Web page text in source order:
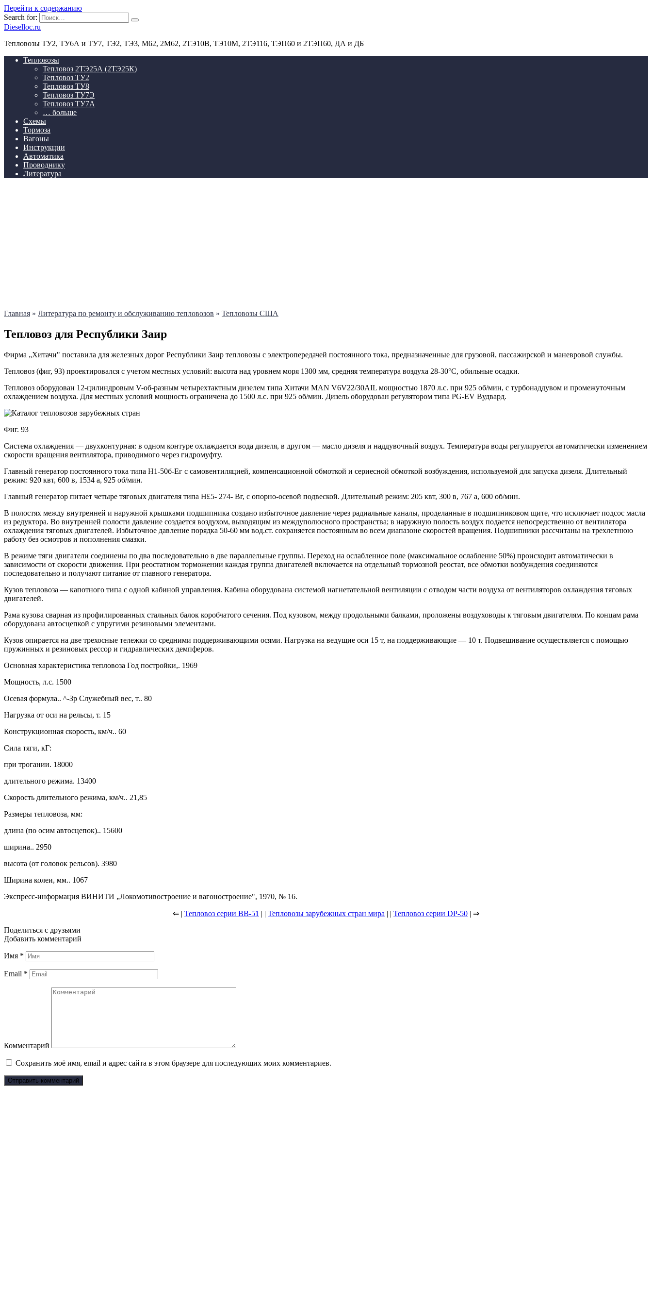
Перейти к содержанию
Search for:
Dieselloc.ru
Тепловозы ТУ2, ТУ6А и ТУ7, ТЭ2, ТЭ3, М62, 2М62, 2ТЭ10В, ТЭ10М, 2ТЭ116, ТЭП60 и 2ТЭП60, ДА и ДБ
Тепловозы
Тепловоз 2ТЭ25А (2ТЭ25К)
Тепловоз ТУ2
Тепловоз ТУ8
Тепловоз ТУ7Э
Тепловоз ТУ7А
… больше
Схемы
Тормоза
Вагоны
Инструкции
Автоматика
Проводнику
Литература
Главная » Литература по ремонту и обслуживанию тепловозов » Тепловозы США
Тепловоз для Республики Заир
Фирма „Хитачи" поставила для железных дорог Республики Заир тепловозы с электропередачей постоянного тока, предназначенные для грузовой, пассажирской и маневровой службы.
Тепловоз (фиг, 93) проектировался с учетом местных условий: высота над уровнем моря 1300 мм, средняя температура воздуха 28-30°С, обильные осадки.
Тепловоз оборудован 12-цилиндровым V-об-разным четырехтактным дизелем типа Хитачи MAN V6V22/30AIL мощностью 1870 л.с. при 925 об/мин, с турбонаддувом и промежуточным
охлаждением воздуха. Для местных условий мощность ограничена до 1500 л.с. при 925 об/мин. Дизель оборудован регулятором типа PG-EV Вудвард.
Фиг. 93
Система охлаждения — двухконтурная: в одном контуре охлаждается вода дизеля, в другом — масло дизеля и наддувочный воздух. Температура воды регулируется автоматически изменением
скорости вращения вентилятора, приводимого через гидромуфту.
Главный генератор постоянного тока типа Н1-50б-Ег с самовентиляцией, компенсационной обмоткой и сериесной обмоткой возбуждения, используемой для запуска дизеля. Длительный
режим: 920 квт, 600 в, 1534 а, 925 об/мин.
Главный генератор питает четыре тяговых двигателя типа Н£5- 274- Вг, с опорно-осевой подвеской. Длительный режим: 205 квт, 300 в, 767 а, 600 об/мин.
В полостях между внутренней и наружной крышками подшипника создано избыточное давление через радиальные каналы, проделанные в подшипниковом щите, что исключает подсос масла
из редуктора. Во внутренней полости давление создается воздухом, выходящим из междуполюсного пространства; в наружную полость воздух подается непосредственно от вентилятора
охлаждения тяговых двигателей. Избыточное давление порядка 50-60 мм вод.ст. сохраняется постоянным во всем диапазоне скоростей вращения. Подшипники рассчитаны на трехлетнюю
работу без осмотров и пополнения смазки.
В режиме тяги двигатели соединены по два последовательно в две параллельные группы. Переход на ослабленное поле (максимальное ослабление 50%) происходит автоматически в
зависимости от скорости движения. При реостатном торможении каждая группа двигателей включается на отдельный тормозной реостат, все обмотки возбуждения соединяются
последовательно и получают питание от главного генератора.
Кузов тепловоза — капотного типа с одной кабиной управления. Кабина оборудована системой нагнетательной вентиляции с отводом части воздуха от вентиляторов охлаждения тяговых
двигателей.
Рама кузова сварная из профилированных стальных балок коробчатого сечения. Под кузовом, между продольными балками, проложены воздуховоды к тяговым двигателям. По концам рама
оборудована автосцепкой с упругими резиновыми элементами.
Кузов опирается на две трехосные тележки со средними поддерживающими осями. Нагрузка на ведущие оси 15 т, на поддерживающие — 10 т. Подвешивание осуществляется с помощью
пружинных и резиновых рессор и гидравлических демпферов.
Основная характеристика тепловоза Год постройки,. 1969
Мощность, л.с. 1500
Осевая формула.. ^-Зр Служебный вес, т.. 80
Нагрузка от оси на рельсы, т. 15
Конструкционная скорость, км/ч.. 60
Сила тяги, кГ:
при трогании. 18000
длительного режима. 13400
Скорость длительного режима, км/ч.. 21,85
Размеры тепловоза, мм:
длина (по осим автосцепок).. 15600
ширина.. 2950
высота (от головок рельсов). 3980
Ширина колеи, мм.. 1067
Экспресс-информация ВИНИТИ „Локомотивостроение и вагоностроение", 1970, № 16.
⇐ | Тепловоз серии ВВ-51 | | Тепловозы зарубежных стран мира | | Тепловоз серии DP-50 | ⇒
Поделиться с друзьями
Добавить комментарий
Имя *
Email *
Комментарий
Сохранить моё имя, email и адрес сайта в этом браузере для последующих моих комментариев.